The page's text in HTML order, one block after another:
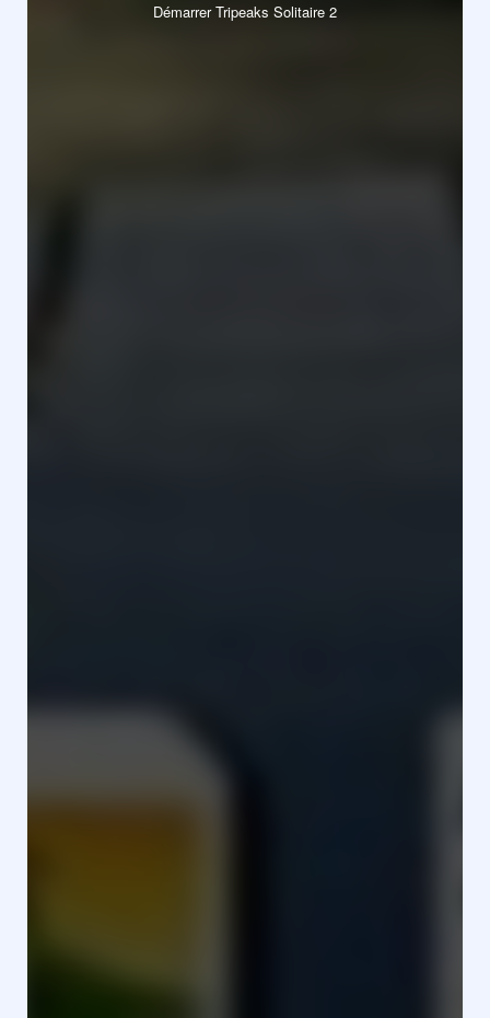
Démarrer Tripeaks Solitaire 2